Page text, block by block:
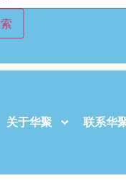
关于华聚 联系华